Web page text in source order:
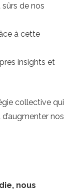
sûrs de nos
à cette
insights et
collective qui
nos
nous